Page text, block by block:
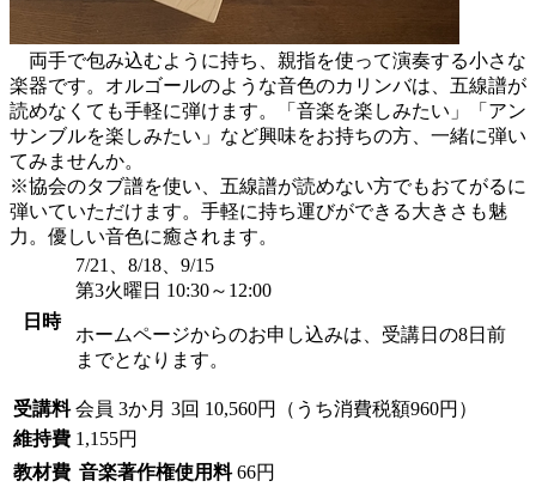
両手で包み込むように持ち、親指を使って演奏する小さな
楽器です。オルゴールのような音色のカリンバは、五線譜が
読めなくても手軽に弾けます。「音楽を楽しみたい」「アン
サンブルを楽しみたい」など興味をお持ちの方、一緒に弾い
てみませんか。
※協会のタブ譜を使い、五線譜が読めない方でもおてがるに
弾いていただけます。手軽に持ち運びができる大きさも魅
力。優しい音色に癒されます。
日時
7/21、8/18、9/15
第3火曜日 10:30～12:00
ホームページからのお申し込みは、受講日の8日前
までとなります。
受講料 会員 3か月 3回 10,560円（うち消費税額960円）
維持費 1,155円
教材費 音楽著作権使用料 66円